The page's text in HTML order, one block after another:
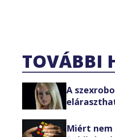
TOVÁBBI
A
Miért nem